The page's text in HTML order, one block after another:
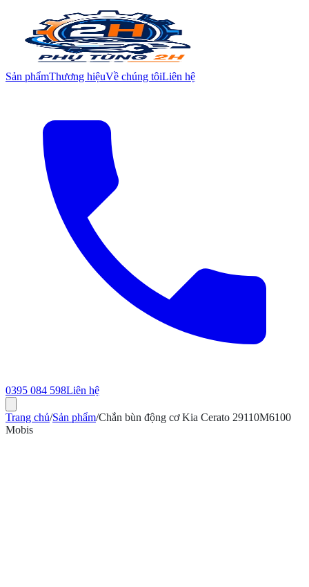
Sản phẩmThương hiệuVề chúng tôiLiên hệ
0395 084 598Liên hệ
Trang chủ/Sản phẩm/Chắn bùn động cơ Kia Cerato 29110M6100
Mobis